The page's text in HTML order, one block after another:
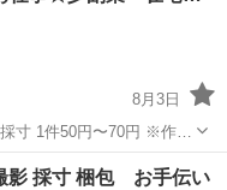
8月3日
寸 1件50円〜70円 ※作…
影 採寸 梱包 お手伝い